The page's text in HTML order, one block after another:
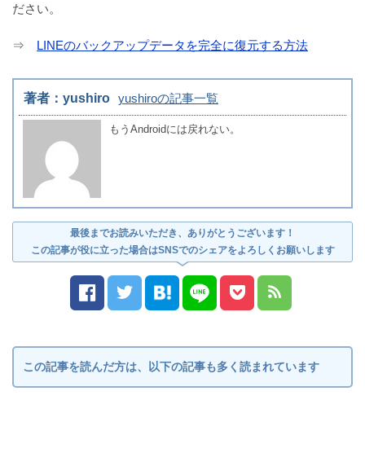
ださい。
⇒ LINEのバックアップデータを完全に復元する方法
著者：yushiro yushiroの記事一覧
もうAndroidには戻れない。
最後までお読みいただき、ありがとうございます！
この記事が役に立った場合はSNSでのシェアをよろしくお願いします
この記事を読んだ方は、以下の記事も多く読まれています